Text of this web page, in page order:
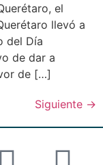
el
llevó a
del Día
de dar a
de […]
Siguiente →